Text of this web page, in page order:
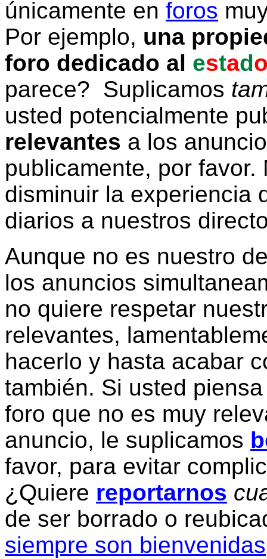
únicamente en foros
Por ejemplo, una
foro dedicado al estad
parece? Suplicamos
usted potencialmente
relevantes a los
publicamente, por
disminuir la experiencia
diarios a nuestros
Aunque no es nuestro
los anuncios
no quiere respetar
relevantes,
hacerlo y hasta acabar
también. Si usted
foro que no es muy
anuncio, le suplicamos
favor, para evitar
¿Quiere reportarnos
de ser borrado o
siempre son bienvenidas